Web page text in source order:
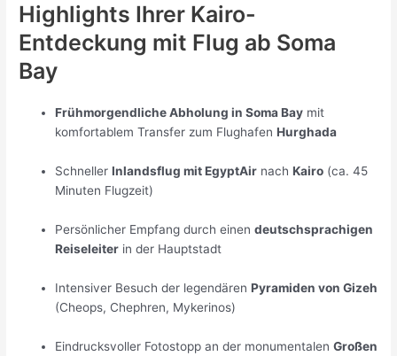
Highlights Ihrer Kairo-
Entdeckung mit Flug ab Soma
Bay
Frühmorgendliche Abholung in Soma Bay mit
komfortablem Transfer zum FlughafenHurghada
SchnellerInlandsflug mit EgyptAir nachKairo (ca. 45
Minuten Flugzeit)
Persönlicher Empfang durch einendeutschsprachigen
Reiseleiter in der Hauptstadt
Intensiver Besuch der legendärenPyramiden von Gizeh
(Cheops, Chephren, Mykerinos)
Eindrucksvoller Fotostopp an der monumentalenGroßen